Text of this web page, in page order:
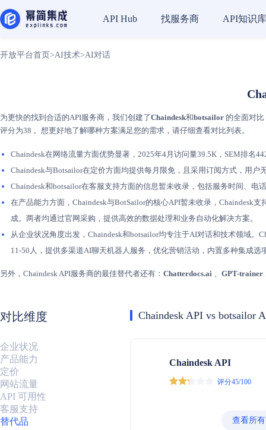
API Hub 找服务商 API知识库
开放平台首页 >AI技术>AI对话
为更快的找到合适的API服务商，我们创建了Chaindesk和botsailor 的全面对
评分为38 。想更好地了解哪种方案满足您的需求，请仔细查看对比列表。
Chaindesk在网络流量方面优势显著，2025年4月访问量39.5K，SEM排名
Chaindesk与Botsailor在定价方面均提供每月限免，且采用订阅方式，用
Chaindesk和botsailor在客服支持方面的信息暂未收录，包括服务时间、
在产品能力方面，Chaindesk与BotSailor的核心API暂未收录，Chaindesk
成。两者均通过官网采购，提供高效的数据处理和业务自动化解决方案。
从企业状况角度出发，Chaindesk和botsailor均专注于AI对话和技术领域。
11-50人，提供多渠道AI聊天机器人服务，优化营销活动，内置多种集成选
另外，Chaindesk API服务商的最佳替代者还有： Chatterdocs.ai 、 GPT-trainer
对比维度
企业状况
产品能力
定价
网站流量
API 可用性
客服支持
替代品
Chaindesk API vs botsailor
Chaindesk API
评分45/100
查看所